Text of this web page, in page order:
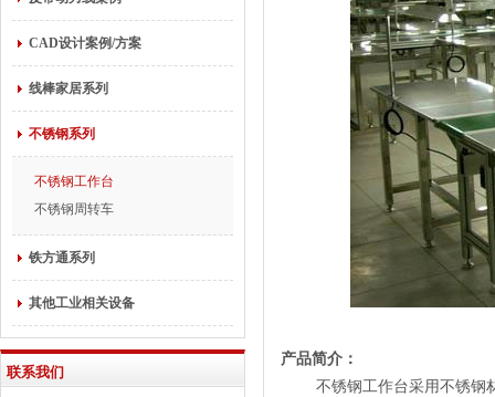
CAD设计案例/方案
线棒家居系列
不锈钢系列
不锈钢工作台
不锈钢周转车
铁方通系列
其他工业相关设备
联系我们
产品简介：
不锈钢工作台采用不锈钢